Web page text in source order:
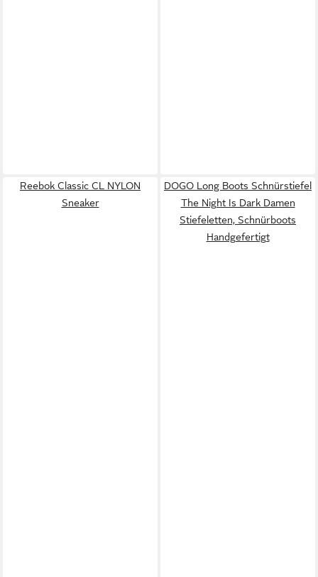
Reebok Classic CL NYLON
Sneaker
DOGO Long Boots Schnürstiefel
The Night Is Dark Damen
Stiefeletten, Schnürboots
Handgefertigt